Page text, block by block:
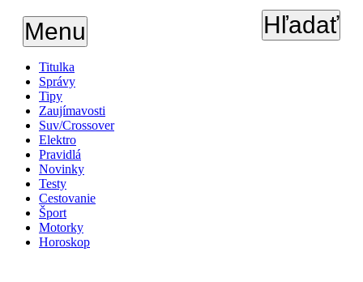
Menu Hľadať
Titulka
Správy
Tipy
Zaujímavosti
Suv/Crossover
Elektro
Pravidlá
Novinky
Testy
Cestovanie
Šport
Motorky
Horoskop